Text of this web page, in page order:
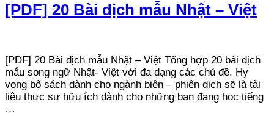
[PDF] 20 Bài dịch mẫu Nhật – Việt
[PDF] 20 Bài dịch mẫu Nhật – Việt Tổng hợp 20 bài dịch
mẫu song ngữ Nhật- Việt với đa dạng các chủ đề. Hy
vọng bộ sách dành cho ngành biên – phiên dịch sẽ là tài
liệu thực sự hữu ích dành cho những bạn đang học tiếng
…